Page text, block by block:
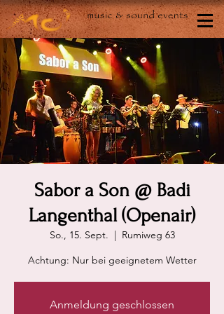
Sabor a Son @ Badi
Langenthal (Openair)
So., 15. Sept.
  |
Rumiweg 63
Achtung: Nur bei geeignetem Wetter
Anmeldung geschlossen